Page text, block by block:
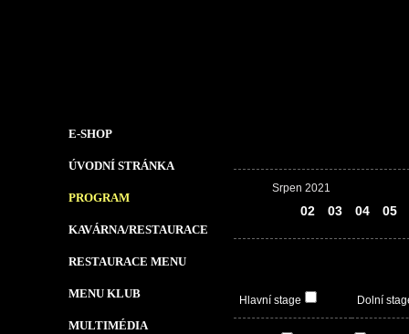
E-SHOP
ÚVODNÍ STRÁNKA
PROGRAM
KAVÁRNA/RESTAURACE
RESTAURACE MENU
MENU KLUB
MULTIMÉDIA
Srpen 2021
02 03 04 05
Hlavní stage Dolní